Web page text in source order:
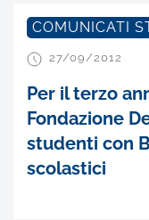
COMUNICATI
27/09/2012
Per il terzo
Fondazione
studenti con
scolastici